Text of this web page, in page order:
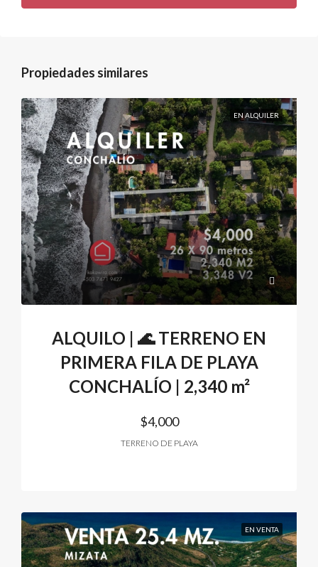
Propiedades similares
EN ALQUILER
ALQUILO | 🌊 TERRENO EN
PRIMERA FILA DE PLAYA
CONCHALÍO | 2,340 m²
$4,000
TERRENO DE PLAYA
EN VENTA